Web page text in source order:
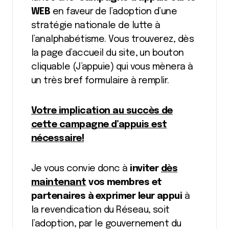
WEB en faveur de l’adoption d’une
stratégie nationale de lutte à
l’analphabétisme. Vous trouverez, dès
la page d’accueil du site, un bouton
cliquable (J’appuie) qui vous mènera à
un très bref formulaire à remplir.
Votre implication au succès de
cette campagne d’appuis est
nécessaire!
Je vous convie donc à inviter dès
maintenant vos membres et
partenaires à exprimer leur appui à
la revendication du Réseau, soit
l’adoption, par le gouvernement du